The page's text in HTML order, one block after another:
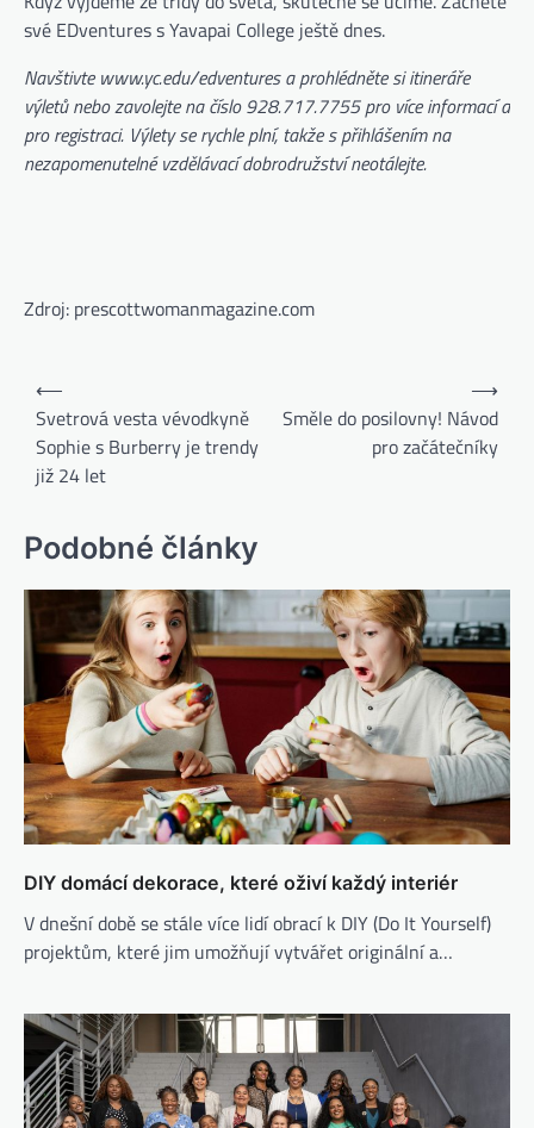
své EDventures s Yavapai College ještě dnes.
Navštivte www.yc.edu/edventures a prohlédněte si itineráře
výletů nebo zavolejte na číslo 928.717.7755 pro více informací a
pro registraci. Výlety se rychle plní, takže s přihlášením na
nezapomenutelné vzdělávací dobrodružství neotálejte.
Zdroj: prescottwomanmagazine.com
⟵
Svetrová vesta vévodkyně
Sophie s Burberry je trendy
již 24 let
Směle do posilovny! Návod
pro začátečníky
⟶
Podobné články
DIY domácí dekorace, které oživí každý interiér
V dnešní době se stále více lidí obrací k DIY (Do It Yourself)
projektům, které jim umožňují vytvářet originální a…